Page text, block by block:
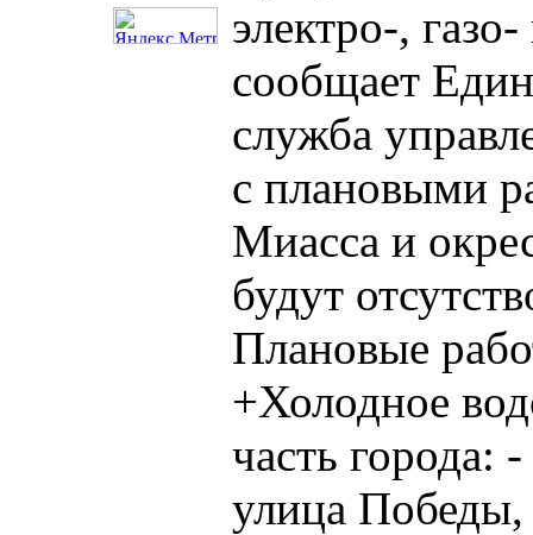
электро-,
сообщает
служба
с плановыми
Миасса и
будут
Плановые
+Холодное
часть города:
улица